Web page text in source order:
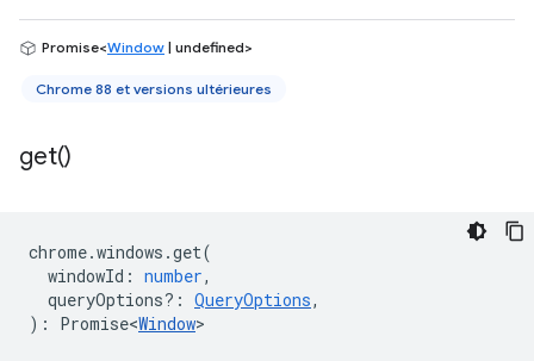
Promise<Window | undefined>
Chrome 88 et versions ultérieures
get()
chrome.windows .get(
windowId : number,
queryOptions? : QueryOptions,
) : Promise<Window>